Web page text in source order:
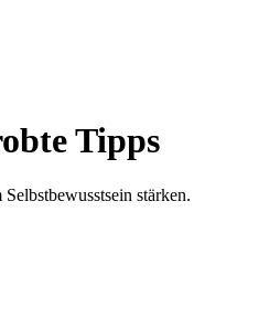
Tipps
stärken.